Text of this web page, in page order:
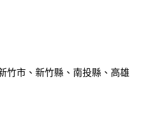
竹市、新竹縣、南投縣、高雄